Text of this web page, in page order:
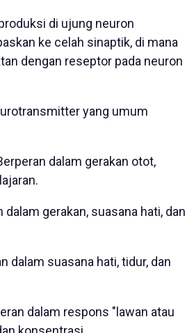
di ujung neuron
ke celah sinaptik, di mana
dengan reseptor pada neuron
yang umum
dalam gerakan otot,
dalam gerakan, suasana hati, dan
dalam suasana hati, tidur, dan
dalam respons "lawan atau